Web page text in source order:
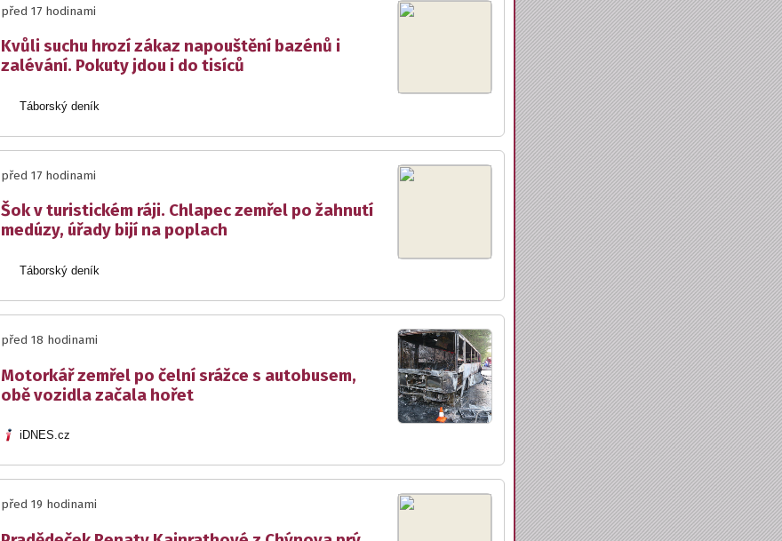
před 17 hodinami
Kvůli suchu hrozí zákaz napouštění bazénů i
zalévání. Pokuty jdou i do tisíců
Táborský deník
před 17 hodinami
Šok v turistickém ráji. Chlapec zemřel po žahnutí
medúzy, úřady bijí na poplach
Táborský deník
před 18 hodinami
Motorkář zemřel po čelní srážce s autobusem,
obě vozidla začala hořet
iDNES.cz
před 19 hodinami